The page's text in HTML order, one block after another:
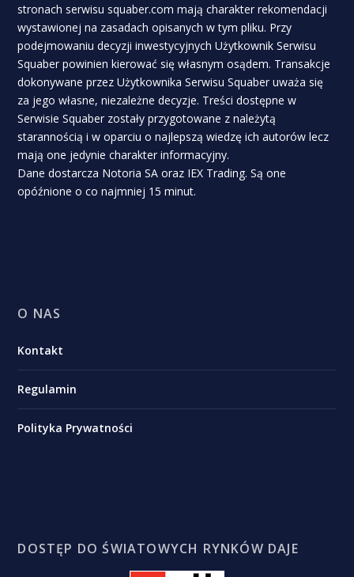
stronach serwisu squaber.com mają charakter rekomendacji
wystawionej na zasadach opisanych w tym pliku. Przy
podejmowaniu decyzji inwestycyjnych Użytkownik Serwisu
Squaber powinien kierować się własnym osądem. Transakcje
dokonywane przez Użytkownika Serwisu Squaber uważa się
za jego własne, niezależne decyzje. Treści dostępne w
Serwisie Squaber zostały przygotowane z należytą
starannością i w oparciu o najlepszą wiedzę ich autorów lecz
mają one jedynie charakter informacyjny.
Dane dostarcza Notoria SA oraz IEX Trading. Są one
opóźnione o co najmniej 15 minut.
O NAS
Kontakt
Regulamin
Polityka Prywatności
DOSTĘP DO ŚWIATOWYCH RYNKÓW DAJE